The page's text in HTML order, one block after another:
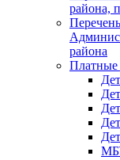
района,
района
Платные